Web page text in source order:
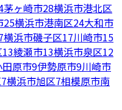
茅ヶ崎市28横浜市港北区
25横浜市港南区24大和市
横浜市磯子区17川崎市15
13綾瀬市13横浜市泉区12
田原市9伊勢原市9川崎市
7横浜市旭区7相模原市南